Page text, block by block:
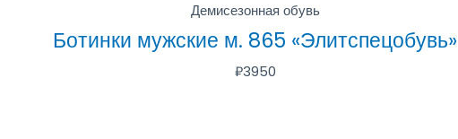
Демисезонная обувь
Ботинки мужские м. 865 «Элитспецобувь»
₽3950